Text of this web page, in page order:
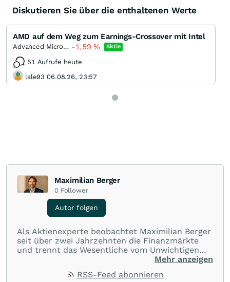
Diskutieren Sie über die enthaltenen Werte
AMD auf dem Weg zum Earnings-Crossover mit Intel
Advanced Micro Devices -1,59% Aktie
51 Aufrufe heute
lale93 06.08.26, 23:57
Maximilian Berger
0 Follower
Autor folgen
Als Aktienexperte beobachtet Maximilian Berger
seit über zwei Jahrzehnten die Finanzmärkte
und trennt das Wesentliche vom Unwichtigen
und liefert wöchentlich klare, unabhängige
und Renditen liefern.
Mehr anzeigen
RSS-Feed abonnieren